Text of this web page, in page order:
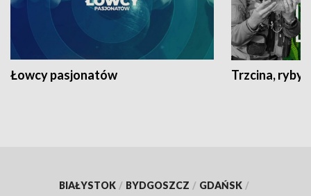
Łowcy pasjonatów Trzcina, ryby
BIAŁYSTOK / BYDGOSZCZ / GDAŃSK /